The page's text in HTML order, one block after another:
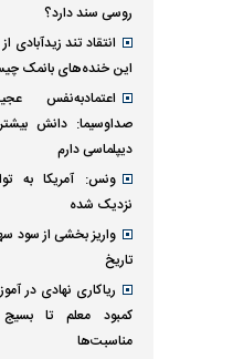
روسی سند دارد؟
انتقاد تند زیدآبادی
این خنده‌های بانمک
اعتمادبه‌نفس
صداوسیما: دانش
دیپلماسی دارم
ونس: آمریکا به
نزدیک شده
واریز بخشی از سود
تاریخ
ریاکاری نهادی در
کمبود معلم تا بسیج
مناسبت‌ها